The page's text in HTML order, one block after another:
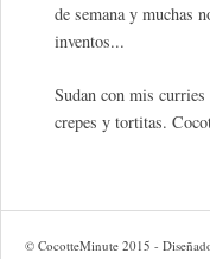
de semana y muchas
inventos...
Sudan con mis
crepes y tortitas.
© CocotteMinute 2015 -